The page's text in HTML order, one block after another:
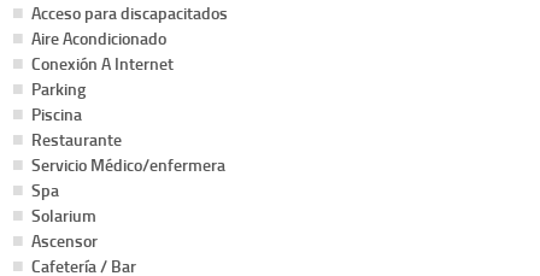
Acceso para discapacitados
Aire Acondicionado
Conexión A Internet
Parking
Piscina
Restaurante
Servicio Médico/enfermera
Spa
Solarium
Ascensor
Cafetería / Bar